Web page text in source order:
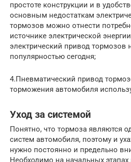
простоте конструкции и в
основным недостаткам
тормозов можно отнести
источнике электрической
электрический привод тормозов
популярностью сегодня;
4.Пневматический привод
торможения автомобиля
Уход за системой
Понятно, что тормоза являются
систем автомобиля, поэтому и
нужно постоянно и предельно
Необходимо на начальных